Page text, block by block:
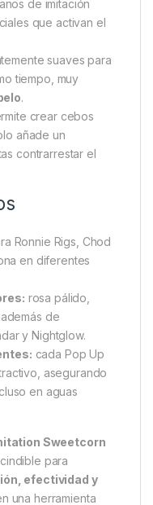
diseño innovador
de imitación.
nunca lo han
a capturar miles de
bremas, cruces
de imitación
suaves para
tiempo, muy
.
crear cebos
añade un
contrarrestar el
Ronnie Rigs, Chod
en diferentes
rosa pálido,